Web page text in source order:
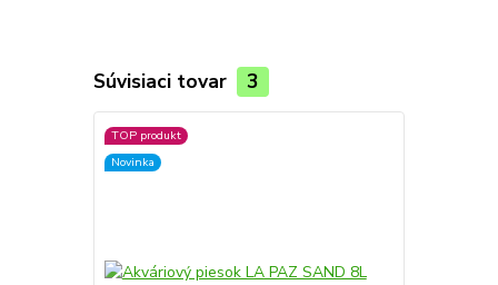
Súvisiaci tovar 3
TOP produkt
Novinka